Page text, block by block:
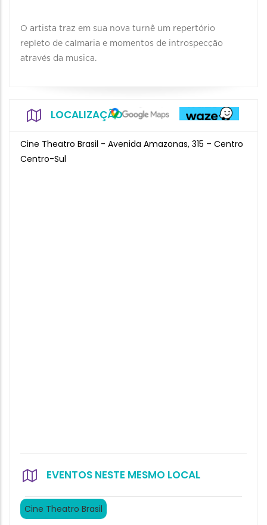
O artista traz em sua nova turnê um repertório
repleto de calmaria e momentos de introspecção
através da musica.
LOCALIZAÇÃO
Cine Theatro Brasil - Avenida Amazonas, 315 – Centro
Centro-Sul
EVENTOS NESTE MESMO LOCAL
Cine Theatro Brasil